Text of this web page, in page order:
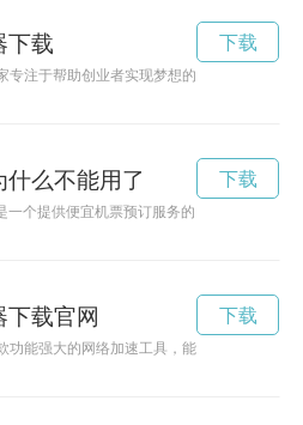
下载
专注于帮助创业者实现梦想的孵化平台，提
下载
什么不能用了
一个提供便宜机票预订服务的网站，让旅客能
下载
下载官网
功能强大的网络加速工具，能够帮助用户快
下载